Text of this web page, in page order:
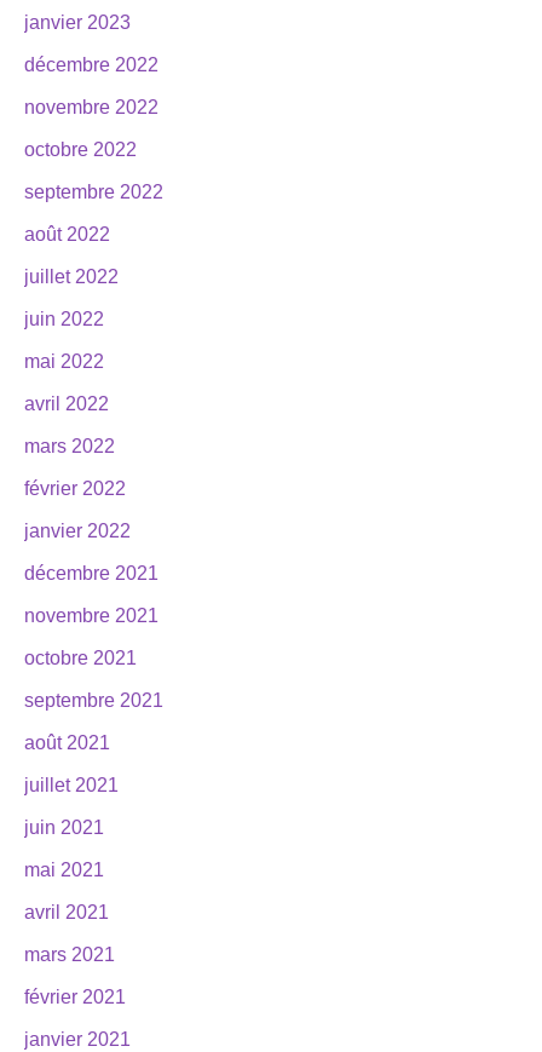
janvier 2023
décembre 2022
novembre 2022
octobre 2022
septembre 2022
août 2022
juillet 2022
juin 2022
mai 2022
avril 2022
mars 2022
février 2022
janvier 2022
décembre 2021
novembre 2021
octobre 2021
septembre 2021
août 2021
juillet 2021
juin 2021
mai 2021
avril 2021
mars 2021
février 2021
janvier 2021